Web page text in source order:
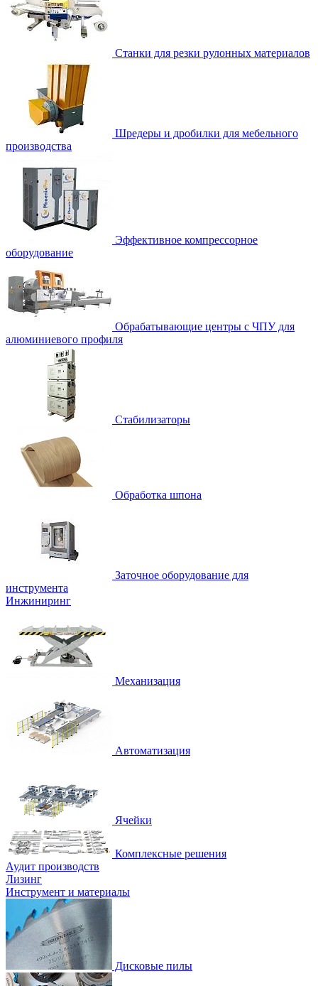
Станки для резки рулонных материалов
Шредеры и дробилки для мебельного
производства
Эффективное компрессорное
оборудование
Обрабатывающие центры с ЧПУ для
алюминиевого профиля
Стабилизаторы
Обработка шпона
Заточное оборудование для
инструмента
Инжиниринг
Механизация
Автоматизация
Ячейки
Комплексные решения
Аудит производств
Лизинг
Инструмент и материалы
Дисковые пилы